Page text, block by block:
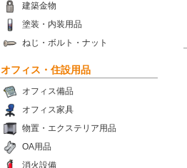
建築金物
塗装・内装用品
ねじ・ボルト・ナット
オフィス・住設用品
オフィス備品
オフィス家具
物置・エクステリア用品
OA用品
消火設備